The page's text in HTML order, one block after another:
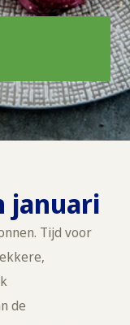
januari
Tijd voor
de